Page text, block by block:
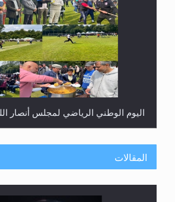
اليوم الوطني الرياضي لمجلس أنصار
المقالات